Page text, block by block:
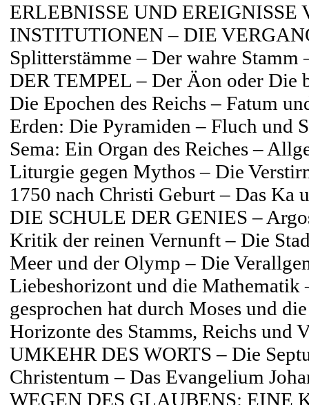
ERLEBNISSE UND
INSTITUTIONEN – DIE
Splitterstämme – Der wahre
DER TEMPEL – Der Äon oder Die
Die Epochen des Reichs – Fatum
Erden: Die Pyramiden – Fluch und
Sema: Ein Organ des Reiches –
Liturgie gegen Mythos – Die
1750 nach Christi Geburt – Das
DIE SCHULE DER GENIES –
Kritik der reinen Vernunft – Die
Meer und der Olymp – Die
Liebeshorizont und die
gesprochen hat durch Moses und
Horizonte des Stamms, Reichs und
UMKEHR DES WORTS – Die
Christentum – Das Evangelium
WEGEN DES GLAUBENS: EINE